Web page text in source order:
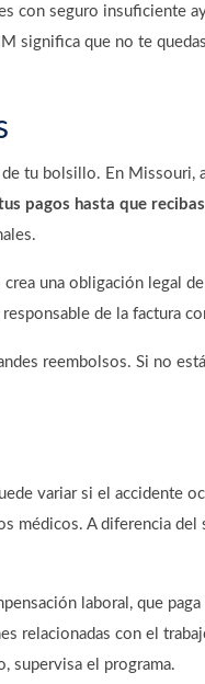
con seguro insuficiente
significa que no te
de tu bolsillo. En Missouri,
pagos hasta que
una obligación legal de
de la factura
reembolsos. Si no
variar si el accidente
médicos. A diferencia del
laboral, que paga
relacionadas con el
supervisa el programa.